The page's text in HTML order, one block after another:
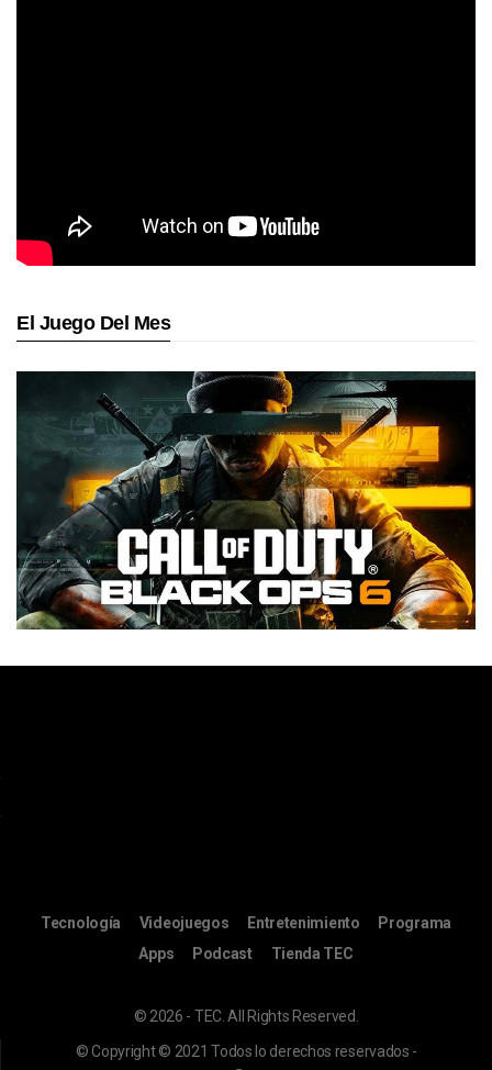
El Juego Del Mes
Tecnología Videojuegos Entretenimiento
Programa
Apps
Podcast Tienda TEC
© 2026 - TEC. All Rights Reserved.
© Copyright © 2021 Todos lo derechos reservados -